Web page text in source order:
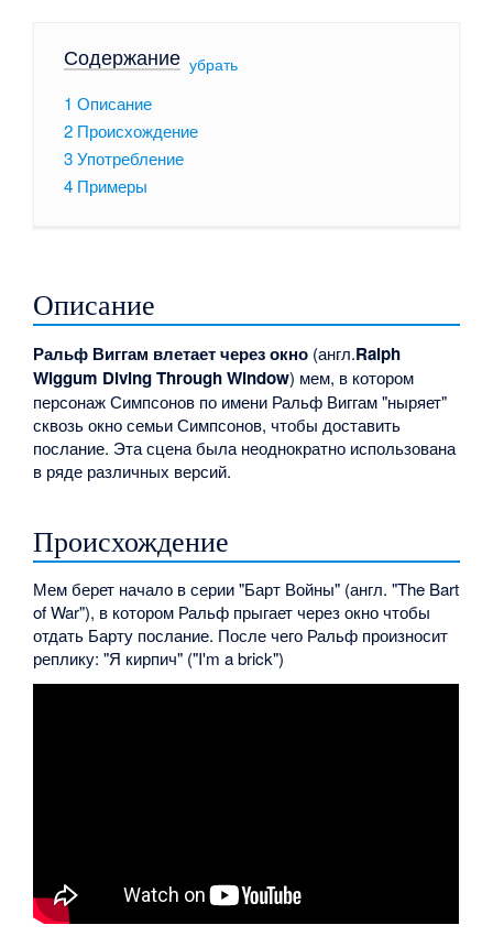
Содержание[ убрать]
1 Описание
2 Происхождение
3Употребление
4 Примеры
Описание
Ральф Виггам влетает через окно (англ.Ralph
Wiggum Diving Through Window) мем, в котором
персонаж Симпсонов по имени Ральф Виггам "ныряет"
сквозь окно семьи Симпсонов, чтобы доставить
послание. Эта сцена была неоднократно использована
в ряде различных версий.
Происхождение
Мем берет начало в серии "Барт Войны" (англ. "The Bart
of War"), в котором Ральф прыгает через окно чтобы
отдать Барту послание. После чего Ральф произносит
реплику: "Я кирпич" ("I'm a brick")